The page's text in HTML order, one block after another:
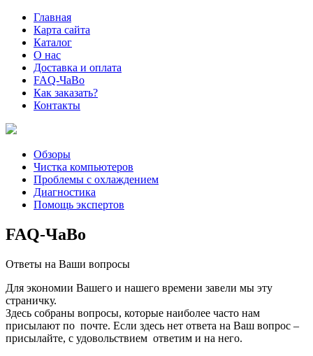
Главная
Карта сайта
Каталог
О нас
Доставка и оплата
FAQ-ЧаВо
Как заказать?
Контакты
Обзоры
Чистка компьютеров
Проблемы с охлаждением
Диагностика
Помощь экспертов
FAQ-ЧаВо
Ответы на Ваши вопросы
Для экономии Вашего и нашего времени завели мы эту
страничку.
Здесь собраны вопросы, которые наиболее часто нам
присылают по почте. Если здесь нет ответа на Ваш вопрос –
присылайте, с удовольствием ответим и на него.